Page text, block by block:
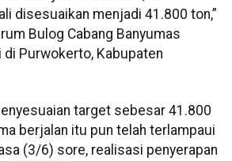
disesuaikan menjadi 41.800 ton,”
Bulog Cabang Banyumas
di Purwokerto, Kabupaten
target sebesar 41.800
berjalan itu pun telah terlampaui
(3/6) sore, realisasi penyerapan